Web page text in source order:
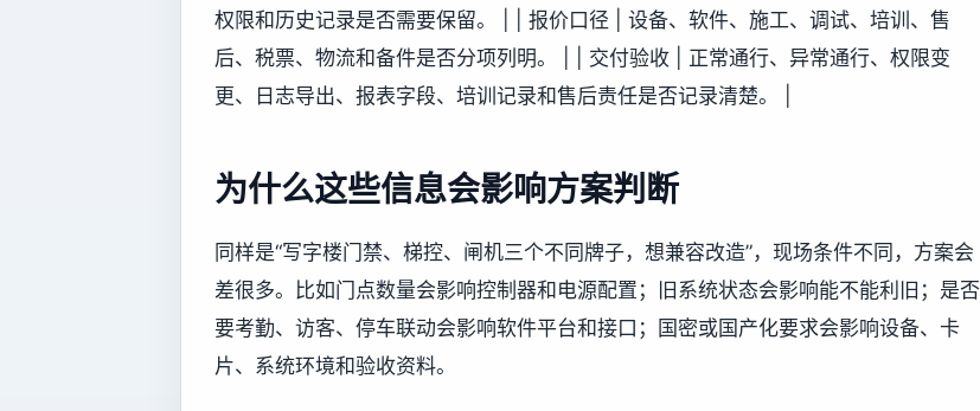
权限和历史记录是否需要保留。 | | 报价口径 | 设备、软件、施工、调试、培训、售
后、税票、物流和备件是否分项列明。 | | 交付验收 | 正常通行、异常通行、权限变
更、日志导出、报表字段、培训记录和售后责任是否记录清楚。 |
为什么这些信息会影响方案判断
同样是“写字楼门禁、梯控、闸机三个不同牌子，想兼容改造”，现场条件不同，方案会
差很多。比如门点数量会影响控制器和电源配置；旧系统状态会影响能不能利旧；是否
要考勤、访客、停车联动会影响软件平台和接口；国密或国产化要求会影响设备、卡
片、系统环境和验收资料。